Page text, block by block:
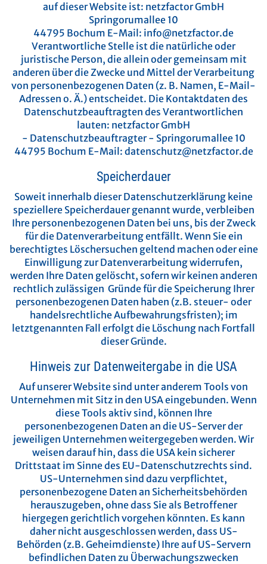
auf dieser Website ist: netzfactor GmbH
Springorumallee 10
44795 Bochum E-Mail: info@netzfactor.de
Verantwortliche Stelle ist die natürliche oder
juristische Person, die allein oder gemeinsam mit
anderen über die Zwecke und Mittel der Verarbeitung
von personenbezogenen Daten (z. B. Namen, E-Mail-
Adressen o. Ä.) entscheidet. Die Kontaktdaten des
Datenschutzbeauftragten des Verantwortlichen
lauten: netzfactor GmbH
- Datenschutzbeauftragter - Springorumallee 10
44795 Bochum E-Mail: datenschutz@netzfactor.de
Speicherdauer
Soweit innerhalb dieser Datenschutzerklärung keine
speziellere Speicherdauer genannt wurde, verbleiben
Ihre personenbezogenen Daten bei uns, bis der Zweck
für die Datenverarbeitung entfällt. Wenn Sie ein
berechtigtes Löschersuchen geltend machen oder eine
Einwilligung zur Datenverarbeitung widerrufen,
werden Ihre Daten gelöscht, sofern wir keinen anderen
rechtlich zulässigen Gründe für die Speicherung Ihrer
personenbezogenen Daten haben (z.B. steuer- oder
handelsrechtliche Aufbewahrungsfristen); im
letztgenannten Fall erfolgt die Löschung nach Fortfall
dieser Gründe.
Hinweis zur Datenweitergabe in die USA
Auf unserer Website sind unter anderem Tools von
Unternehmen mit Sitz in den USA eingebunden. Wenn
diese Tools aktiv sind, können Ihre
personenbezogenen Daten an die US-Server der
jeweiligen Unternehmen weitergegeben werden. Wir
weisen darauf hin, dass die USA kein sicherer
Drittstaat im Sinne des EU-Datenschutzrechts sind.
US-Unternehmen sind dazu verpflichtet,
personenbezogene Daten an Sicherheitsbehörden
herauszugeben, ohne dass Sie als Betroffener
hiergegen gerichtlich vorgehen könnten. Es kann
daher nicht ausgeschlossen werden, dass US-
Behörden (z.B. Geheimdienste) Ihre auf US-Servern
befindlichen Daten zu Überwachungszwecken